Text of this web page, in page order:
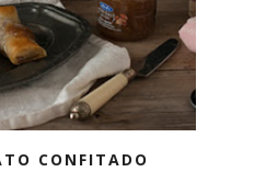
CONFITADO